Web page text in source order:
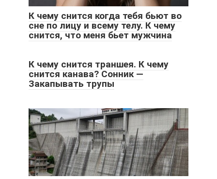
К чему снится когда тебя бьют во
сне по лицу и всему телу. К чему
снится, что меня бьет мужчина
К чему снится траншея. К чему
снится канава? Сонник —
Закапывать трупы